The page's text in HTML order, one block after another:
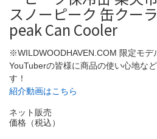
スノーピーク 缶クー
peak Can Cooler
※WILDWOODHAVEN.COM 限定モデ
YouTuberの皆様に商品の使い心地な
す！
紹介動画はこちら
ネット販売
価格（税込）